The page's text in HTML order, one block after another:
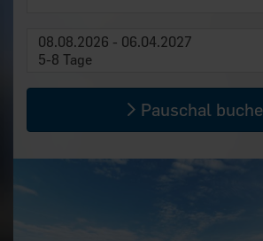
08.08.2026 - 06.04.2027
5-8 Tage
Pauschal